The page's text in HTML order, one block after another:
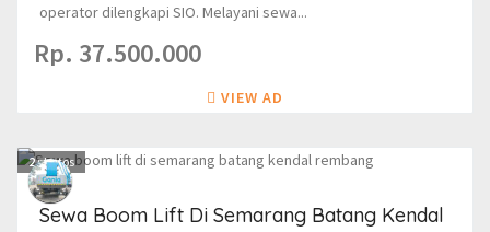
operator dilengkapi SIO. Melayani sewa...
Rp. 37.500.000
VIEW AD
2photos
Sewa Boom Lift Di Semarang Batang Kendal